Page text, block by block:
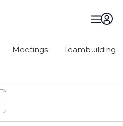
Meetings Teambuilding